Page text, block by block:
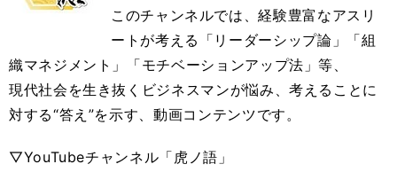
このチャンネルでは、経験豊富なアスリ
ートが考える「リーダーシップ論」「組
織マネジメント」「モチベーションアップ法」等、
現代社会を生き抜くビジネスマンが悩み、考えることに
対する“答え”を示す、動画コンテンツです。
▽YouTubeチャンネル「虎ノ語」